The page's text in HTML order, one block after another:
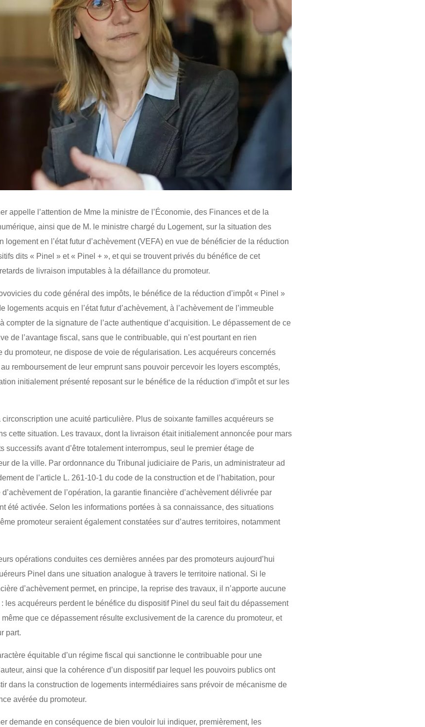
appelle l’attention de Mme la ministre de l’Économie, des Finances et de la
ainsi que de M. le ministre chargé du Logement, sur la situation des
logement en l’état futur d’achèvement (VEFA) en vue de bénéficier de la réduction
dits « Pinel » et « Pinel + », et qui se trouvent privés du bénéfice de cet
de livraison imputables à la défaillance du promoteur.
du code général des impôts, le bénéfice de la réduction d’impôt « Pinel »
logements acquis en l’état futur d’achèvement, à l’achèvement de l’immeuble
compter de la signature de l’acte authentique d’acquisition. Le dépassement de ce
de l’avantage fiscal, sans que le contribuable, qui n’est pourtant en rien
du promoteur, ne dispose de voie de régularisation. Les acquéreurs concernés
remboursement de leur emprunt sans pouvoir percevoir les loyers escomptés,
initialement présenté reposant sur le bénéfice de la réduction d’impôt et sur les
une acuité particulière. Plus de soixante familles acquéreurs se
cette situation. Les travaux, dont la livraison était initialement annoncée pour mars
successifs avant d’être totalement interrompus, seul le premier étage de
de la ville. Par ordonnance du Tribunal judiciaire de Paris, un administrateur ad
de l’article L. 261-10-1 du code de la construction et de l’habitation, pour
de l’opération, la garantie financière d’achèvement délivrée par
été activée. Selon les informations portées à sa connaissance, des situations
promoteur seraient également constatées sur d’autres territoires, notamment
opérations conduites ces dernières années par des promoteurs aujourd’hui
Pinel dans une situation analogue à travers le territoire national. Si le
d’achèvement permet, en principe, la reprise des travaux, il n’apporte aucune
les acquéreurs perdent le bénéfice du dispositif Pinel du seul fait du dépassement
que ce dépassement résulte exclusivement de la carence du promoteur, et
part.
équitable d’un régime fiscal qui sanctionne le contribuable pour une
ainsi que la cohérence d’un dispositif par lequel les pouvoirs publics ont
dans la construction de logements intermédiaires sans prévoir de mécanisme de
avérée du promoteur.
demande en conséquence de bien vouloir lui indiquer, premièrement, les